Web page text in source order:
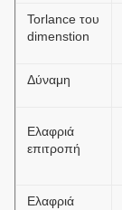
Torlance του
dimenstion
Δύναμη
Ελαφριά
επιτροπή
Ελαφριά